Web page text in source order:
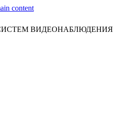
content
ВИДЕОНАБЛЮДЕНИЯ